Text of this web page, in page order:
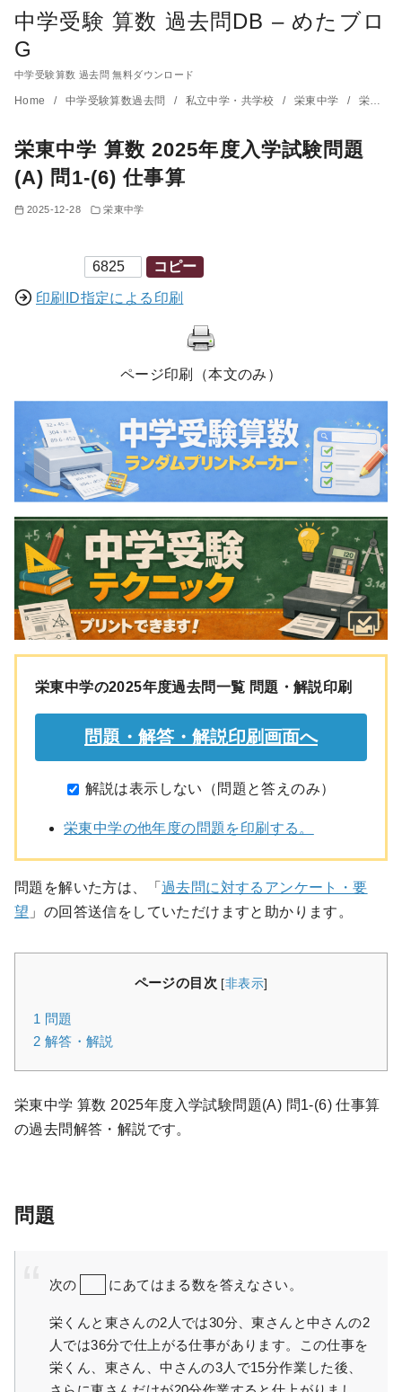
中学受験 算数 過去問DB – めたブロ
G
中学受験算数 過去問 無料ダウンロード
Home 中学受験算数過去問 私立中学・共学校 栄東中学 栄東中学 算数 2025年度入学試験問題(A) 問1-(6) 仕事算
栄東中学 算数 2025年度入学試験問題
(A) 問1-(6) 仕事算
2025-12-28 栄東中学
コピー
印刷ID指定による印刷
ページ印刷（本文のみ）
栄東中学の2025年度過去問一覧 問題・解説印刷
解説は表示しない（問題と答えのみ）
栄東中学の他年度の問題を印刷する。
問題を解いた方は、「 過去問に対するアンケート・要
望 」の回答送信をしていただけますと助かります。
ページの目次 [非表示]
1 問題
2 解答・解説
栄東中学 算数 2025年度入学試験問題(A) 問1-(6) 仕事算
の過去問解答・解説です。
問題
次の にあてはまる数を答えなさい。
栄くんと東さんの2人では30分、東さんと中さんの2
人では36分で仕上がる仕事があります。この仕事を
栄くん、東さん、中さんの3人で15分作業した後、